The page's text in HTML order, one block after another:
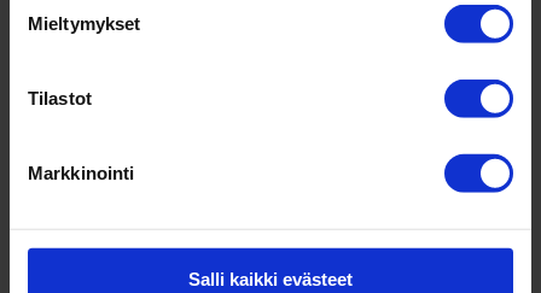
Mieltymykset
Tilastot
Markkinointi
Salli kaikki evästeet
sitä on kehi­tetty? Ovatko pro­sessien vaiheet
hal­lin­nassa ja aika­tau­lussa? Vai liit­tyykö arkeen
enemmän tai vähemmän kii­rettä, yllä­tyksiä ja